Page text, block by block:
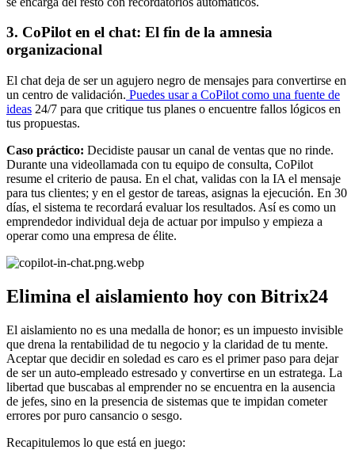
3. CoPilot en el chat: El fin de la amnesia
organizacional
El chat deja de ser un agujero negro de mensajes para convertirse en
un centro de validación. Puedes usar a CoPilot como una fuente de
ideas 24/7 para que critique tus planes o encuentre fallos lógicos en
tus propuestas.
Caso práctico: Decidiste pausar un canal de ventas que no rinde.
Durante una videollamada con tu equipo de consulta, CoPilot
resume el criterio de pausa. En el chat, validas con la IA el mensaje
para tus clientes; y en el gestor de tareas, asignas la ejecución. En 30
días, el sistema te recordará evaluar los resultados. Así es como un
emprendedor individual deja de actuar por impulso y empieza a
operar como una empresa de élite.
Elimina el aislamiento hoy con Bitrix24
El aislamiento no es una medalla de honor; es un impuesto invisible
que drena la rentabilidad de tu negocio y la claridad de tu mente.
Aceptar que decidir en soledad es caro es el primer paso para dejar
de ser un auto-empleado estresado y convertirse en un estratega. La
libertad que buscabas al emprender no se encuentra en la ausencia
de jefes, sino en la presencia de sistemas que te impidan cometer
errores por puro cansancio o sesgo.
Recapitulemos lo que está en juego: